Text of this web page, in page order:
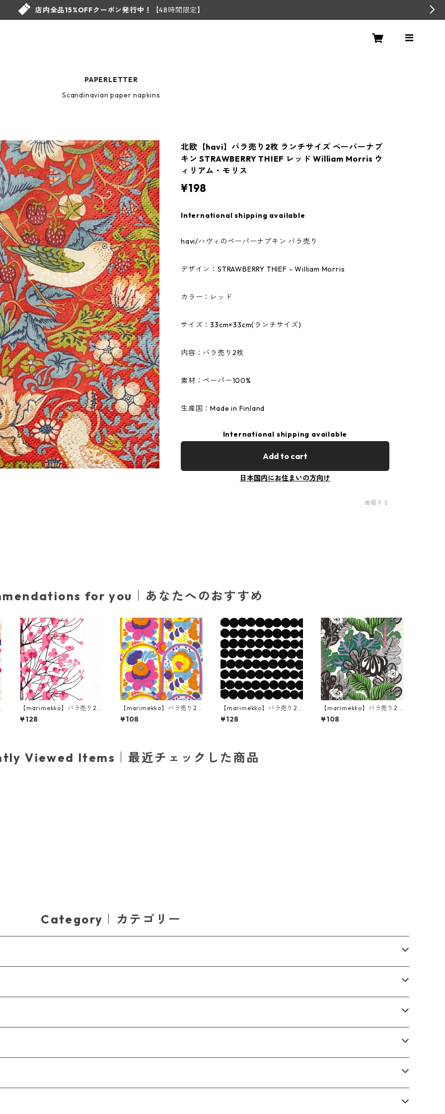
店内全品15%OFFクーポン発行中！ 【48時間限定】
PAPERLETTER
Scandinavian paper napkins
北欧【havi】バラ売り2枚 ランチサイズ ペーパーナプ
キン STRAWBERRY THIEF レッド William Morris ウ
ィリアム・モリス
¥198
International shipping available
havi/ハヴィのペーパーナプキン バラ売り
デザイン：STRAWBERRY THIEF - William Morris
カラー：レッド
サイズ：33cm×33cm(ランチサイズ)
内容：バラ売り2枚
素材：ペーパー100%
生産国：Made in Finland
International shipping available
Add to cart
日本国内にお住まいの方向け
通報する
for you｜あなたへのおすすめ
【marimekko】バラ売り2
枚 ランチサイズ ペーパーナ
プキン LUMIMARJA ホワイ
¥128
【marimekko】バラ売り2
枚 カクテルサイズ ペーパー
ナプキン KARUSELLI ホワイ
¥108
【marimekko】バラ売り2
枚 ランチサイズ ペーパーナ
プキン RASYMATTO ブラッ
¥128
【marimekko】バラ売り2
枚 カクテルサイズ ペーパー
ナプキン KAALIMETSÄ グリ
¥108
Viewed Items｜最近チェックした商品
Category｜カテゴリー